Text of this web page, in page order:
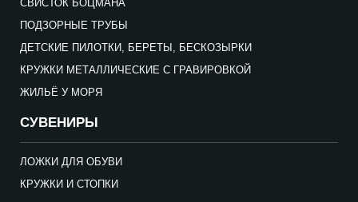
СВИСТОК БОЦМАНА
ПОДЗОРНЫЕ ТРУБЫ
ДЕТСКИЕ ПИЛОТКИ, БЕРЕТЫ, БЕСКОЗЫРКИ
КРУЖКИ МЕТАЛЛИЧЕСКИЕ С ГРАВИРОВКОЙ
ЖИЛЬЁ У МОРЯ
СУВЕНИРЫ
ЛОЖКИ ДЛЯ ОБУВИ
КРУЖКИ И СТОПКИ